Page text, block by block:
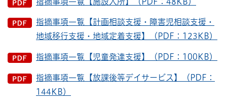
指摘事項一覧【計画相談支援・障害児相談支援・
地域移行支援・地域定着支援】（PDF：123KB）
指摘事項一覧【児童発達支援】（PDF：100KB）
指摘事項一覧【放課後等デイサービス】（PDF：
144KB）